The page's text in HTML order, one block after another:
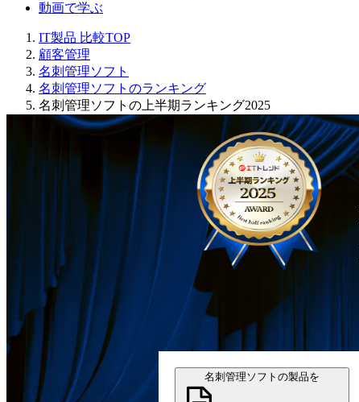
動画で学ぶ
IT製品 比較TOP
顧客管理
名刺管理ソフト
名刺管理ソフトのランキング
名刺管理ソフトの上半期ランキング2025
名刺管理ソフトの製品を